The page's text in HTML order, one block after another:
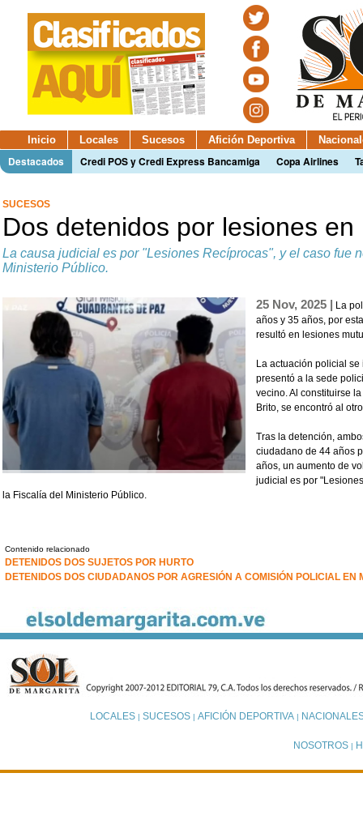
Inicio Locales Sucesos Afición Deportiva
Destacados Credi POS y Credi Express Bancamiga Copa Airlines
SUCESOS
Dos detenidos por lesiones en
La causa judicial es por "Lesiones Recíprocas", y el caso fue
Ministerio Público.
25 Nov, 2025 | La
años y 35 años, por
resultó en lesiones
La actuación policial
presentó a la sede
vecino. Al constituirse
Brito, se encontró al
Tras la detención,
ciudadano de 44 años
años, un aumento de
judicial es por
la Fiscalía del Ministerio Público.
Contenido relacionado
DETENIDOS DOS SUJETOS POR HURTO
DETENIDOS DOS CIUDADANOS POR AGRESIÓN A COMISIÓN POLICIAL EN
LOCALES| SUCESOS| AFICIÓN DEPORTIVA|
NOSOTROS |